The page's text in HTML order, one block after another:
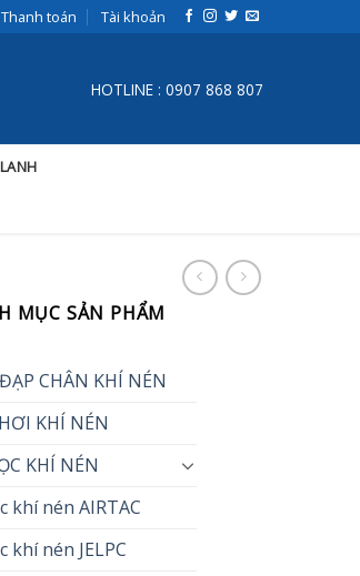
Thanh toán Tài khoản
HOTLINE : 0907 868 807
MỤC SẢN PHẨM
CHÂN KHÍ NÉN
KHÍ NÉN
KHÍ NÉN
khí nén AIRTAC
khí nén JELPC